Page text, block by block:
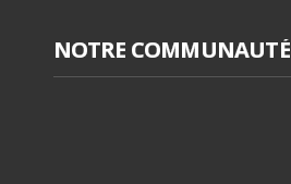
NOTRE COMMUNAUTÉ